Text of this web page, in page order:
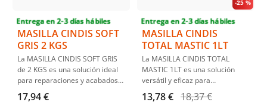
Entrega en 2-3 días hábiles
MASILLA CINDIS SOFT
GRIS 2 KGS
La MASILLA CINDIS SOFT GRIS
de 2 KGS es una solución ideal
para reparaciones y acabados
automotrices. Ofrece una
excelente adherencia en
17,94 €
-25 %
Entrega en 2-3 días hábiles
MASILLA CINDIS
TOTAL MASTIC 1LT
La MASILLA CINDIS TOTAL
MASTIC 1LT es una solución
versátil y eficaz para
reparaciones y acabados
automotrices. Destaca por su
13,78 € 18,37 €